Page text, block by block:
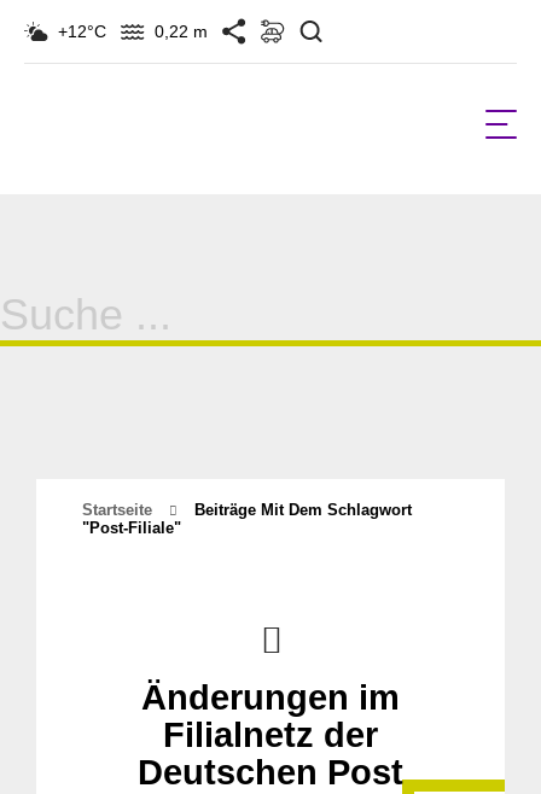
+12°C 0,22 m
Suche
für:
Startseite
Beiträge Mit Dem Schlagwort
"Post-Filiale"
Änderungen im
Filialnetz der
Deutschen Post